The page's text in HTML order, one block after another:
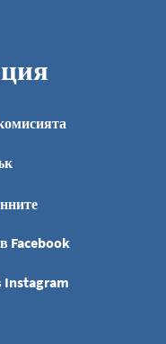
Facebook
Instagram